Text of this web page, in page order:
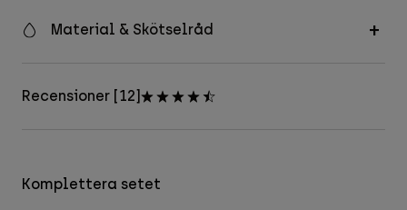
Material & Skötselråd
Recensioner [12]
Komplettera setet